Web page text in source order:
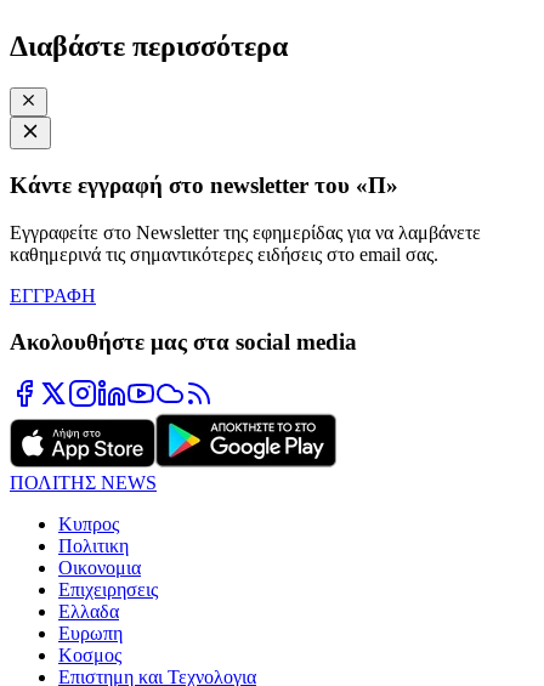
Διαβάστε περισσότερα
Κάντε εγγραφή στο newsletter του «Π»
Εγγραφείτε στο Newsletter της εφημερίδας για να λαμβάνετε
καθημερινά τις σημαντικότερες ειδήσεις στο email σας.
ΕΓΓΡΑΦΗ
Ακολουθήστε μας στα social media
ΠΟΛΙΤΗΣ NEWS
Κυπρος
Πολιτικη
Οικονομια
Επιχειρησεις
Ελλαδα
Ευρωπη
Κοσμος
Επιστημη και Τεχνολογια